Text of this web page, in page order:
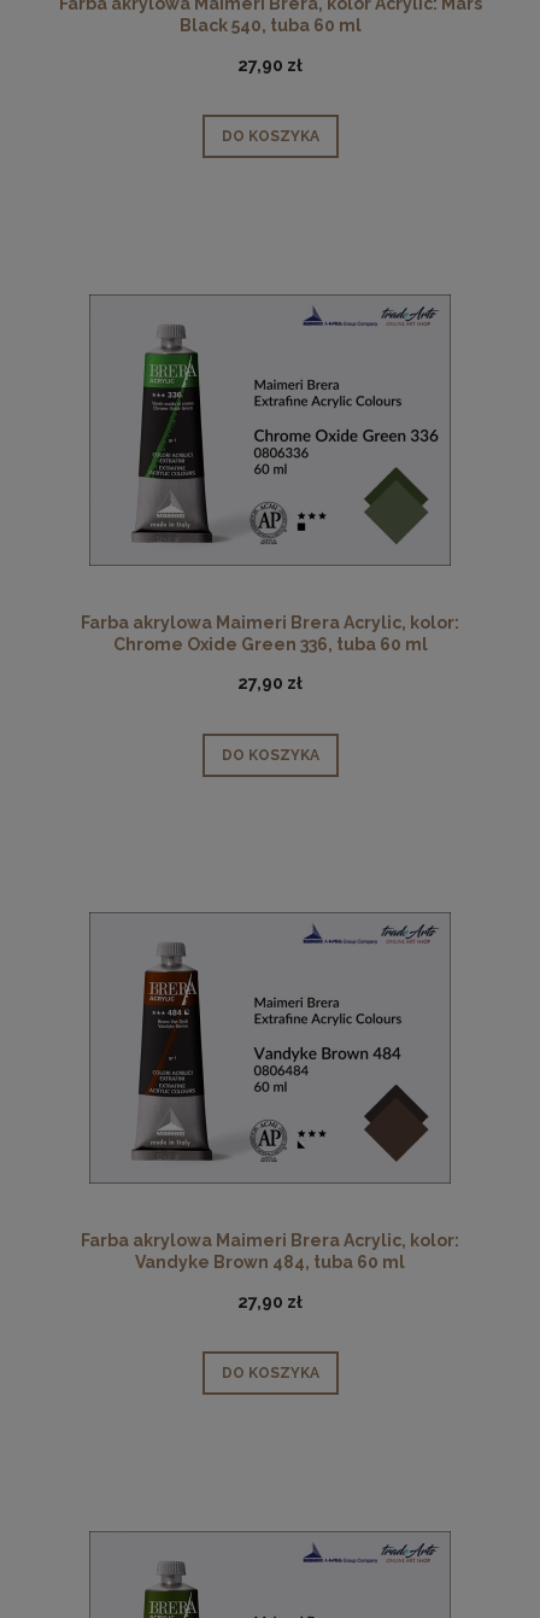
Farba akrylowa Maimeri Brera, kolor Acrylic: Mars
Black 540, tuba 60 ml
27,90 zł
DO KOSZYKA
Farba akrylowa Maimeri Brera Acrylic, kolor:
Chrome Oxide Green 336, tuba 60 ml
27,90 zł
DO KOSZYKA
Farba akrylowa Maimeri Brera Acrylic, kolor:
Vandyke Brown 484, tuba 60 ml
27,90 zł
DO KOSZYKA